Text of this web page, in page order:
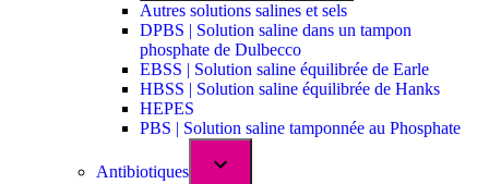
Autres solutions salines et sels
DPBS | Solution saline dans un tampon
phosphate de Dulbecco
EBSS | Solution saline équilibrée de Earle
HBSS | Solution saline équilibrée de Hanks
HEPES
PBS | Solution saline tamponnée au Phosphate
Antibiotiques